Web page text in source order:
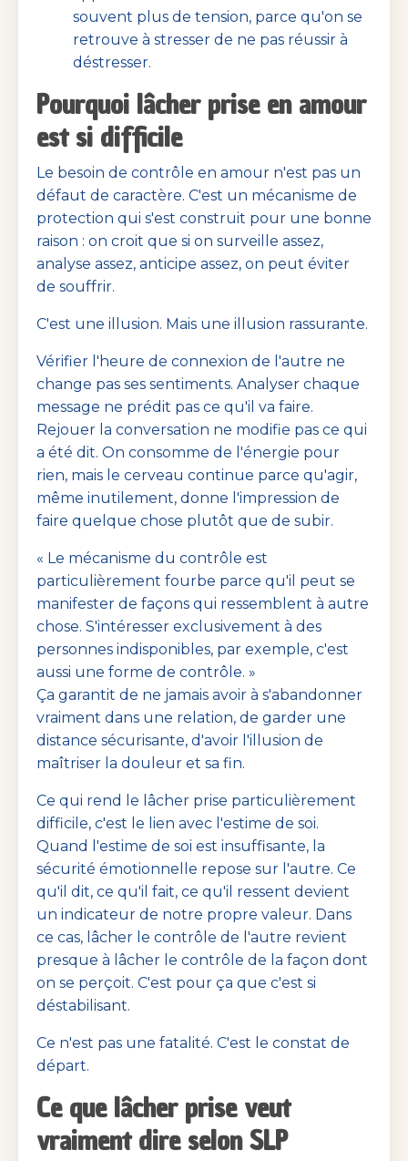
souvent plus de tension, parce qu'on se
retrouve à stresser de ne pas réussir à
déstresser.
Pourquoi lâcher prise en amour
est si difficile
Le besoin de contrôle en amour n'est pas un
défaut de caractère. C'est un mécanisme de
protection qui s'est construit pour une bonne
raison : on croit que si on surveille assez,
analyse assez, anticipe assez, on peut éviter
de souffrir.
C'est une illusion. Mais une illusion rassurante.
Vérifier l'heure de connexion de l'autre ne
change pas ses sentiments. Analyser chaque
message ne prédit pas ce qu'il va faire.
Rejouer la conversation ne modifie pas ce qui
a été dit. On consomme de l'énergie pour
rien, mais le cerveau continue parce qu'agir,
même inutilement, donne l'impression de
faire quelque chose plutôt que de subir.
« Le mécanisme du contrôle est
particulièrement fourbe parce qu'il peut se
manifester de façons qui ressemblent à autre
chose. S'intéresser exclusivement à des
personnes indisponibles, par exemple, c'est
aussi une forme de contrôle. »
Ça garantit de ne jamais avoir à s'abandonner
vraiment dans une relation, de garder une
distance sécurisante, d'avoir l'illusion de
maîtriser la douleur et sa fin.
Ce qui rend le lâcher prise particulièrement
difficile, c'est le lien avec l'estime de soi.
Quand l'estime de soi est insuffisante, la
sécurité émotionnelle repose sur l'autre. Ce
qu'il dit, ce qu'il fait, ce qu'il ressent devient
un indicateur de notre propre valeur. Dans
ce cas, lâcher le contrôle de l'autre revient
presque à lâcher le contrôle de la façon dont
on se perçoit. C'est pour ça que c'est si
déstabilisant.
Ce n'est pas une fatalité. C'est le constat de
départ.
Ce que lâcher prise veut
vraiment dire selon SLP